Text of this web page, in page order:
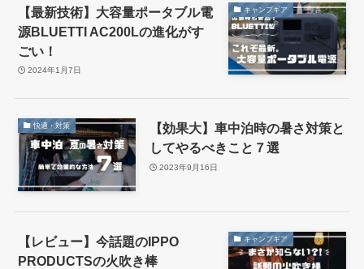
キャンプギア
【最新技術】大容量ポータブル電
源BLUETTI AC200Lの進化がす
ごい！
2024年1月7日
快適・対策
【効果大】車中泊時の暑さ対策と
してやるべきこと７選
2023年9月16日
キャンプギア
【レビュー】今話題のIPPO
PRODUCTSの火吹き棒